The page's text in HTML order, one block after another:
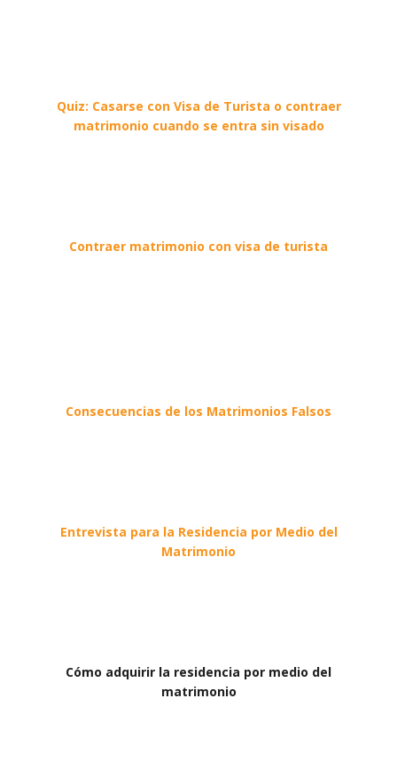
Quiz: Casarse con Visa de Turista o contraer
matrimonio cuando se entra sin visado
Contraer matrimonio con visa de turista
Consecuencias de los Matrimonios Falsos
Entrevista para la Residencia por Medio del
Matrimonio
Cómo adquirir la residencia por medio del
matrimonio